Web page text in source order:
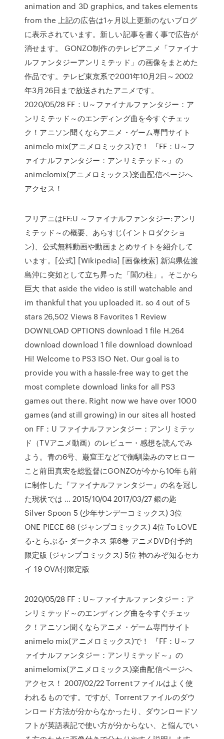
animation and 3D graphics, and takes elements
from the 上記の広告は1ヶ月以上更新のないブログ
に表示されています。新しい記事を書く事で広告が
消せます。 GONZO制作のテレビアニメ「ファイナ
ルファンタジーアンリミテッド」の画像をまとめた
作品です。テレビ東京系で2001年10月2日～2002
年3月26日まで放送されたアニメです。
2020/05/28 FF：U～ファイナルファンタジー：ア
ンリミテッド～のエンディング曲を今すぐチェッ
ク！アニソン聞くならアニメ・ゲーム専門サイト
animelo mix(アニメロミックス)で！ 『FF：U～フ
ァイナルファンタジー：アンリミテッド～』の
animelomix(アニメロミックス)楽曲配信ページへ
アクセス！
フリアニはFF:U ～ファイナルファンタジー:アンリ
ミテッド～の概要、あらすじ(イントロダクショ
ン)、公式無料動画や動画まとめサイトを紹介して
います。[公式] [Wikipedia] [画像検索] 新潟県佐渡
島沖に突如として立ち昇った「闇の柱」。そこから
巨大 that aside the video is still watchable and
im thankful that you uploaded it. so 4 out of 5
stars 26,502 Views 8 Favorites 1 Review
DOWNLOAD OPTIONS download 1 file H.264
download download 1 file download download
Hi! Welcome to PS3 ISO Net. Our goal is to
provide you with a hassle-free way to get the
most complete download links for all PS3
games out there. Right now we have over 1000
games (and still growing) in our sites all hosted
on FF：U ファイナルファンタジー：アンリミテッ
ド（TVアニメ動画）のレビュー・感想を読んでみ
よう。青の6号、巌窟王などで御馴染みのマヒロー
こと前田真宏を総監督にGONZOが今から10年も前
に制作した『ファイナルファンタジー』の名を冠し
た現状では … 2015/10/04 2017/03/27 銀の匙
Silver Spoon 5 (少年サンデーコミックス) 3位
ONE PIECE 68 (ジャンプコミックス) 4位 To LOVE
る-とらぶる- ダークネス 第6巻 アニメDVD付予約
限定版 (ジャンプコミックス) 5位 神のみぞ知るセカ
イ 19 OVA付限定版
2020/05/28 FF：U～ファイナルファンタジー：ア
ンリミテッド～のエンディング曲を今すぐチェッ
ク！アニソン聞くならアニメ・ゲーム専門サイト
animelo mix(アニメロミックス)で！ 『FF：U～フ
ァイナルファンタジー：アンリミテッド～』の
animelomix(アニメロミックス)楽曲配信ページへ
アクセス！ 2007/02/22 Torrentファイルはよく使
われるものです。ですが、Torrentファイルのダウ
ンロード方法が分からなかったり、ダウンロードソ
フトが英語表記で使い方が分からない、と悩んでい